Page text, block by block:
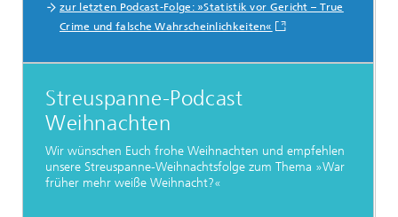
zur letzten Podcast-Folge: »Statistik vor Gericht – True
Crime und falsche Wahrscheinlichkeiten«
Streuspanne-Podcast
Weihnachten
Wir wünschen Euch frohe Weihnachten und empfehlen
unsere Streuspanne-Weihnachtsfolge zum Thema »War
früher mehr weiße Weihnacht?«